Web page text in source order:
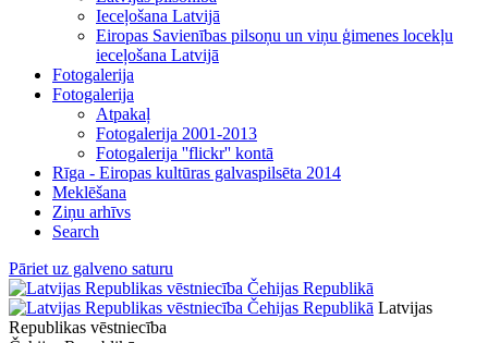
Ieceļošana Latvijā
Eiropas Savienības pilsoņu un viņu ģimenes locekļu
ieceļošana Latvijā
Fotogalerija
Fotogalerija
Atpakaļ
Fotogalerija 2001-2013
Fotogalerija ''flickr'' kontā
Rīga - Eiropas kultūras galvaspilsēta 2014
Meklēšana
Ziņu arhīvs
Search
Pāriet uz galveno saturu
Latvijas
Republikas vēstniecība